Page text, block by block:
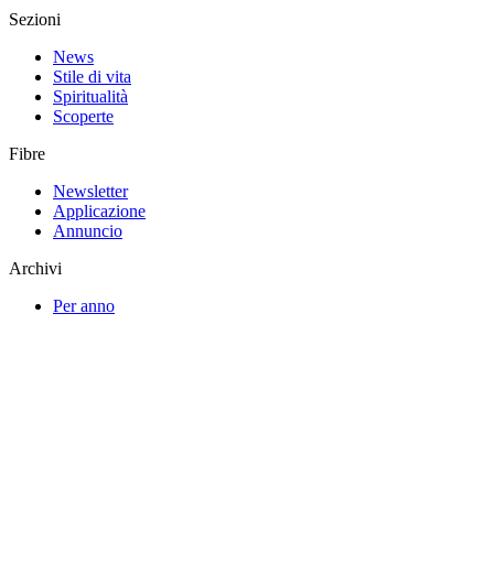
Sezioni
News
Stile di vita
Spiritualità
Scoperte
Fibre
Newsletter
Applicazione
Annuncio
Archivi
Per anno